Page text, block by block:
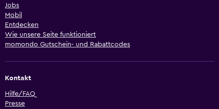
Jobs
Mobil
Entdecken
Wie unsere Seite funktioniert
momondo Gutschein- und Rabattcodes
Kontakt
Hilfe/FAQ
Presse